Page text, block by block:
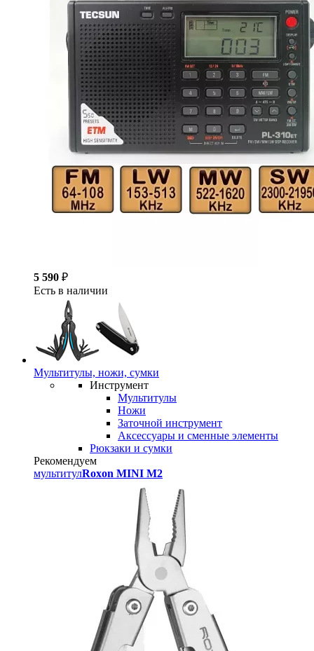
5 590 ₽
Есть в наличии
Мультитулы, ножи, сумки
Инструмент
Мультитулы
Ножи
Заточной инструмент
Аксессуары и сменные элементы
Рюкзаки и сумки
Рекомендуем
мультитулRoxon MINI M2